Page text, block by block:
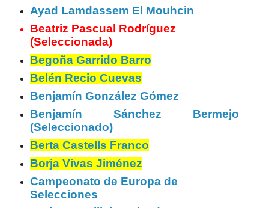
Ayad Lamdassem El Mouhcin
Beatriz Pascual Rodríguez
(Seleccionada)
Begoña Garrido Barro
Belén Recio Cuevas
Benjamín González Gómez
Benjamín Sánchez Bermejo
(Seleccionado)
Berta Castells Franco
Borja Vivas Jiménez
Campeonato de Europa de
Selecciones